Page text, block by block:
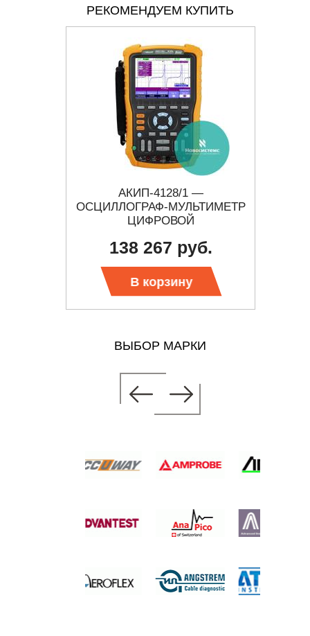
РЕКОМЕНДУЕМ КУПИТЬ
АКИП-4128/1 —
ОСЦИЛЛОГРАФ-МУЛЬТИМЕТР
ЦИФРОВОЙ
138 267 руб.
В корзину
ВЫБОР МАРКИ